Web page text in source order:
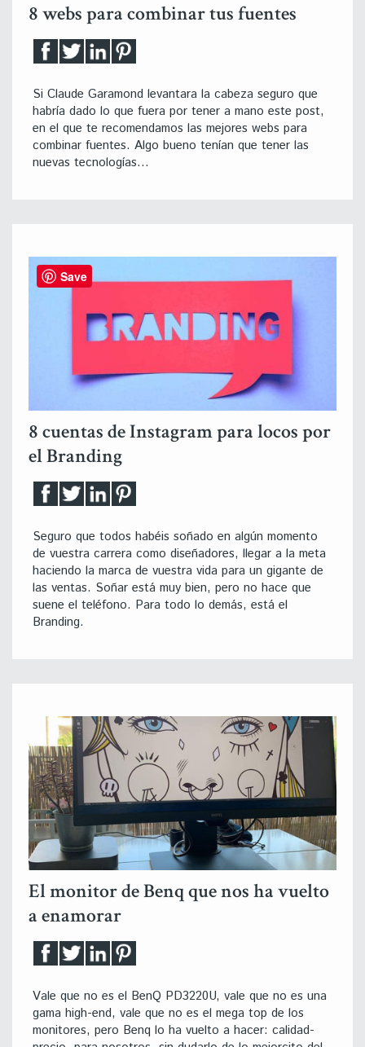
8 webs para combinar tus fuentes
Si Claude Garamond levantara la cabeza seguro que
habría dado lo que fuera por tener a mano este post,
en el que te recomendamos las mejores webs para
combinar fuentes. Algo bueno tenían que tener las
nuevas tecnologías…
8 cuentas de Instagram para locos por
el Branding
Seguro que todos habéis soñado en algún momento
de vuestra carrera como diseñadores, llegar a la meta
haciendo la marca de vuestra vida para un gigante de
las ventas. Soñar está muy bien, pero no hace que
suene el teléfono. Para todo lo demás, está el
Branding.
El monitor de Benq que nos ha vuelto
a enamorar
Vale que no es el BenQ PD3220U, vale que no es una
gama high-end, vale que no es el mega top de los
monitores, pero Benq lo ha vuelto a hacer: calidad-
Save